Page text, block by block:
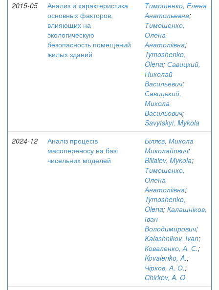
2015-05
Анализ и характеристика
основных факторов,
влияющих на
экологическую
безопасность помещений
жилых зданий
Тимошенко, Елена
Анатольевна;
Тимошенко,
Олена
Анатоліївна;
Tymoshenko,
Olena; Савицкий,
Николай
Васильевич;
Савицький,
Микола
Васильович;
Savytskyi, Mykola
2024-12
Аналіз процесів
масопереносу на базі
чисельних моделей
Біляєв, Микола
Миколайович;
Biliaiev, Mykola;
Тимошенко,
Олена
Анатоліївна;
Tymoshenko,
Olena; Калашніков,
Іван
Володимирович;
Kalashnikov, Ivan;
Коваленко, А. С.;
Kovalenko, A.;
Чірков, А. О.;
Chirkov, A. O.